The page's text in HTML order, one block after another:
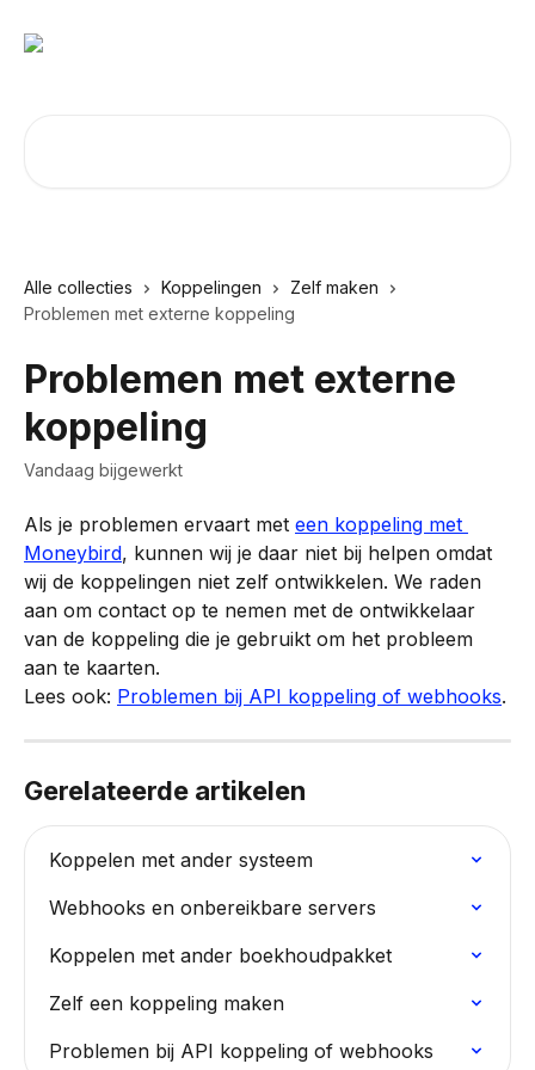
Alle collecties Koppelingen
Zelf maken
Problemen met externe koppeling
Problemen met externe
koppeling
Vandaag bijgewerkt
Als je problemen ervaart met een koppeling met
Moneybird, kunnen wij je daar niet bij helpen omdat
wij de koppelingen niet zelf ontwikkelen. We raden
aan om contact op te nemen met de ontwikkelaar
van de koppeling die je gebruikt om het probleem
aan te kaarten.
Lees ook: Problemen bij API koppeling of webhooks.
Gerelateerde artikelen
Koppelen met ander systeem
Webhooks en onbereikbare servers
Koppelen met ander boekhoudpakket
Zelf een koppeling maken
Problemen bij API koppeling of webhooks